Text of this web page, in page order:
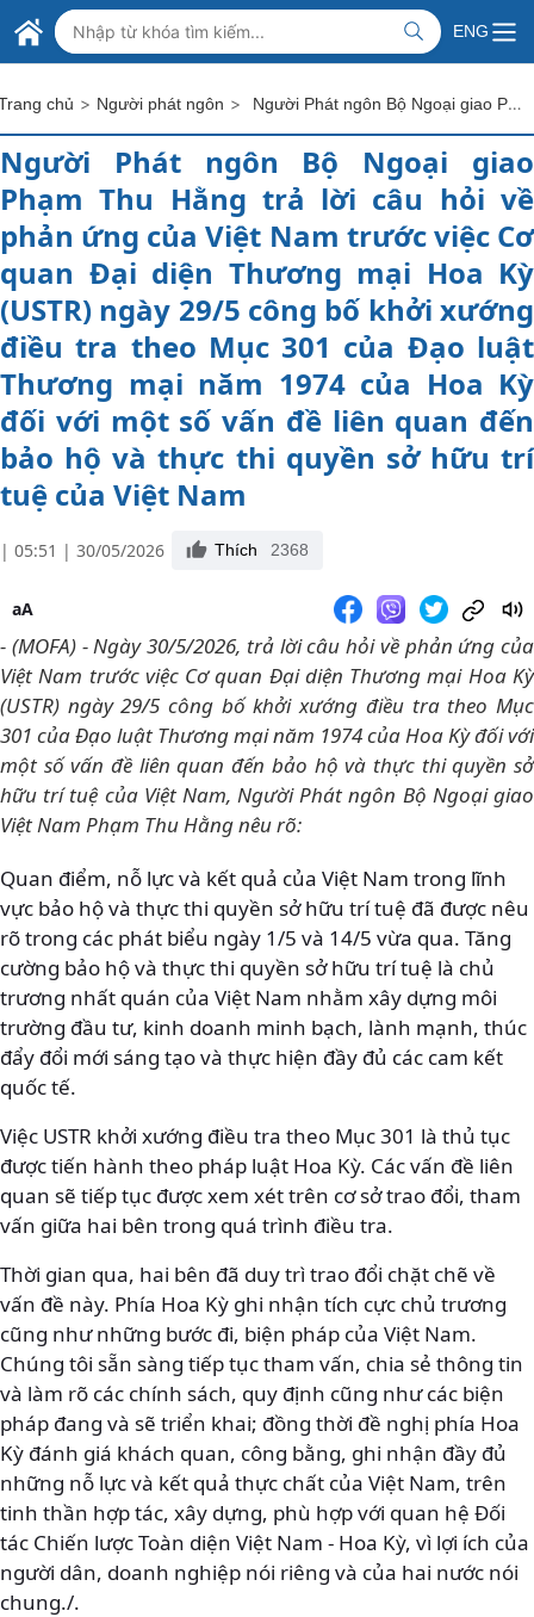
Skip to Main Content
BỘ NGOẠI GIAO VIỆT NAM
MINISTRY OF FOREIGN AFFAIRS
ENG
chủ > Người phát ngôn > Người Phát ngôn Bộ Ngoại giao Phạm Thu Hằng trả lời câu hỏi về phản ứng của Việt Nam trước việc Cơ quan Đại diện Thương mại Hoa Kỳ (USTR) ngày 29/5 công bố khởi xướng điều tra theo Mục 301 của Đạo luật Thương mại năm 1974 của Hoa Kỳ đối với một số vấn đề liên quan đến bảo hộ và thực thi quyền sở hữu trí tuệ của Việt Nam
Người Phát ngôn Bộ Ngoại giao
Phạm Thu Hằng trả lời câu hỏi về
phản ứng của Việt Nam trước việc Cơ
quan Đại diện Thương mại Hoa Kỳ
(USTR) ngày 29/5 công bố khởi xướng
điều tra theo Mục 301 của Đạo luật
Thương mại năm 1974 của Hoa Kỳ
đối với một số vấn đề liên quan đến
bảo hộ và thực thi quyền sở hữu trí
tuệ của Việt Nam
| 05:51 | 30/05/2026 Thích 2368
aA
- (MOFA) - Ngày 30/5/2026, trả lời câu hỏi về phản ứng của
Việt Nam trước việc Cơ quan Đại diện Thương mại Hoa Kỳ
(USTR) ngày 29/5 công bố khởi xướng điều tra theo Mục
301 của Đạo luật Thương mại năm 1974 của Hoa Kỳ đối với
một số vấn đề liên quan đến bảo hộ và thực thi quyền sở
hữu trí tuệ của Việt Nam, Người Phát ngôn Bộ Ngoại giao
Việt Nam Phạm Thu Hằng nêu rõ:
Quan điểm, nỗ lực và kết quả của Việt Nam trong lĩnh
vực bảo hộ và thực thi quyền sở hữu trí tuệ đã được nêu
rõ trong các phát biểu ngày 1/5 và 14/5 vừa qua. Tăng
cường bảo hộ và thực thi quyền sở hữu trí tuệ là chủ
trương nhất quán của Việt Nam nhằm xây dựng môi
trường đầu tư, kinh doanh minh bạch, lành mạnh, thúc
đẩy đổi mới sáng tạo và thực hiện đầy đủ các cam kết
quốc tế.
Việc USTR khởi xướng điều tra theo Mục 301 là thủ tục
được tiến hành theo pháp luật Hoa Kỳ. Các vấn đề liên
quan sẽ tiếp tục được xem xét trên cơ sở trao đổi, tham
vấn giữa hai bên trong quá trình điều tra.
Thời gian qua, hai bên đã duy trì trao đổi chặt chẽ về
vấn đề này. Phía Hoa Kỳ ghi nhận tích cực chủ trương
cũng như những bước đi, biện pháp của Việt Nam.
Chúng tôi sẵn sàng tiếp tục tham vấn, chia sẻ thông tin
và làm rõ các chính sách, quy định cũng như các biện
pháp đang và sẽ triển khai; đồng thời đề nghị phía Hoa
Kỳ đánh giá khách quan, công bằng, ghi nhận đầy đủ
những nỗ lực và kết quả thực chất của Việt Nam, trên
tinh thần hợp tác, xây dựng, phù hợp với quan hệ Đối
tác Chiến lược Toàn diện Việt Nam - Hoa Kỳ, vì lợi ích của
người dân, doanh nghiệp nói riêng và của hai nước nói
chung./.